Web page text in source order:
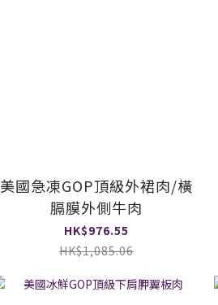
美國急凍GOP頂級外裙肉/橫
膈膜外側牛肉
HK$976.55
HK$1,085.06